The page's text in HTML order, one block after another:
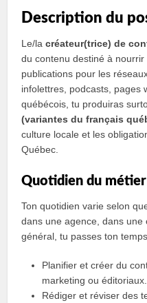
Description du
Le/lacréateur(trice) de
du contenu destiné à nourrir
publications pour les
infolettres, podcasts, pages
québécois, tu produiras
(variantes du français
culture locale et les
Québec.
Quotidien du métier
Ton quotidien varie selon
dans une agence, dans
général, tu passes ton
Planifier et créer du
marketing ou éditoriaux.
Rédiger et réviser des